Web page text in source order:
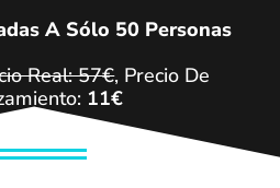
A Sólo 50 Personas
Real: 57€, Precio De
11€